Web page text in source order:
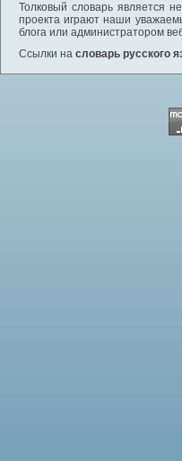
Толковый словарь является
проекта играют наши
блога или администратором
Ссылки на словарь русского